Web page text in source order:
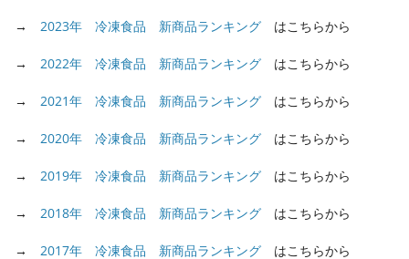
→ 2023年 冷凍食品 新商品ランキング はこちらから
→ 2022年 冷凍食品 新商品ランキング はこちらから
→ 2021年 冷凍食品 新商品ランキング はこちらから
→ 2020年 冷凍食品 新商品ランキング はこちらから
→ 2019年 冷凍食品 新商品ランキング はこちらから
→ 2018年 冷凍食品 新商品ランキング はこちらから
→ 2017年 冷凍食品 新商品ランキング はこちらから